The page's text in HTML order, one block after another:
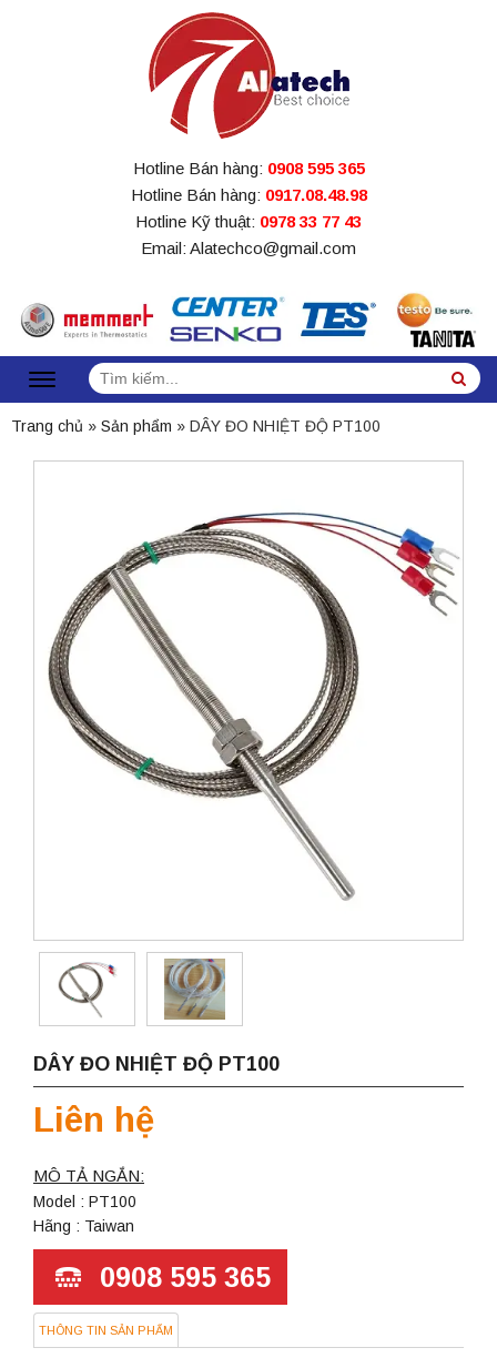
Hotline Bán hàng: 0908 595 365
Hotline Bán hàng: 0917.08.48.98
Hotline Kỹ thuật: 0978 33 77 43
Email: Alatechco@gmail.com
Tìm
kiếm:
Trang chủ » Sản phẩm » DÂY ĐO NHIỆT ĐỘ PT100
DÂY ĐO NHIỆT ĐỘ PT100
Liên hệ
MÔ TẢ NGẮN:
Model : PT100
Hãng : Taiwan
0908 595 365
THÔNG TIN SẢN PHẨM